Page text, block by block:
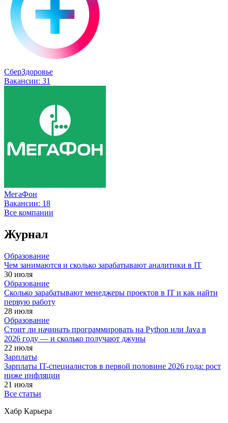
СберЗдоровье
Вакансии: 31
МегаФон
Вакансии: 18
Все компании
Журнал
Образование
Чем занимаются и сколько зарабатывают аналитики в IT
30 июля
Образование
Сколько зарабатывают менеджеры проектов в IT и как найти
первую работу
28 июля
Образование
Стоит ли начинать программировать на Python или Java в
2026 году — и сколько получают джуны
22 июля
Зарплаты
Зарплаты IT-специалистов в первой половине 2026 года: рост
ниже инфляции
21 июля
Все статьи
Хабр Карьера